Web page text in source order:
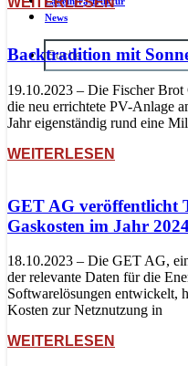
News
Backtradition mit
19.10.2023 – Die Fischer Brot
die neu errichtete PV-Anlage
Jahr eigenständig rund eine
WEITERLESEN
GET AG veröffentlicht
Gaskosten im Jahr
18.10.2023 – Die GET AG,
der relevante Daten für die
Softwarelösungen entwickelt,
Kosten zur Netznutzung in
WEITERLESEN